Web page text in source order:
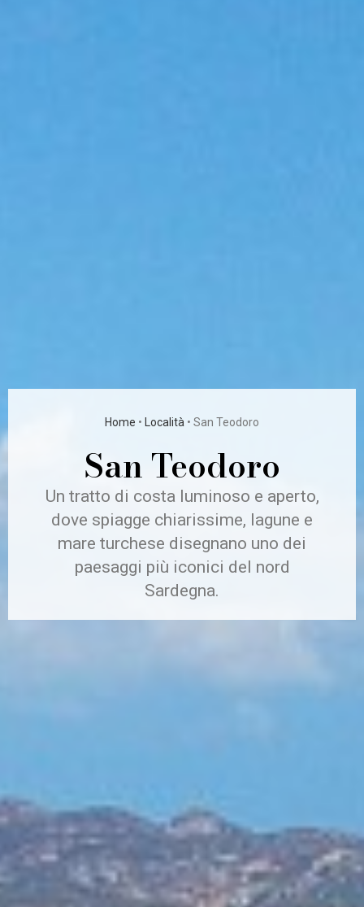
Home • Località • San Teodoro
San Teodoro
Un tratto di costa luminoso e aperto,
dove spiagge chiarissime, lagune e
mare turchese disegnano uno dei
paesaggi più iconici del nord
Sardegna.